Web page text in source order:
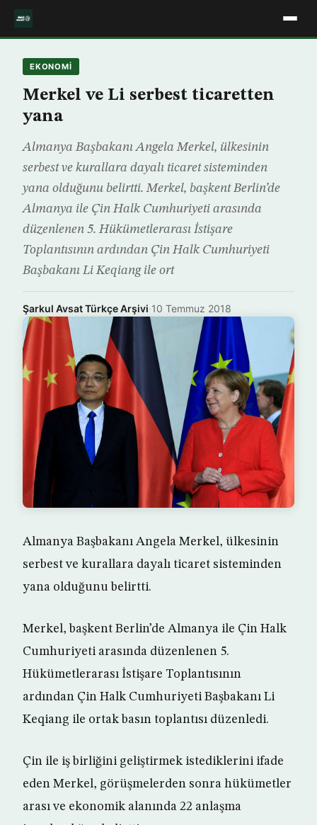
EKONOMİ
Merkel ve Li serbest ticaretten
yana
Almanya Başbakanı Angela Merkel, ülkesinin
serbest ve kurallara dayalı ticaret sisteminden
yana olduğunu belirtti. Merkel, başkent Berlin’de
Almanya ile Çin Halk Cumhuriyeti arasında
düzenlenen 5. Hükümetlerarası İstişare
Toplantısının ardından Çin Halk Cumhuriyeti
Başbakanı Li Keqiang ile ort
Şarkul Avsat Türkçe Arşivi·10 Temmuz 2018
Almanya Başbakanı Angela Merkel, ülkesinin
serbest ve kurallara dayalı ticaret sisteminden
yana olduğunu belirtti.
Merkel, başkent Berlin’de Almanya ile Çin Halk
Cumhuriyeti arasında düzenlenen 5.
Hükümetlerarası İstişare Toplantısının
ardından Çin Halk Cumhuriyeti Başbakanı Li
Keqiang ile ortak basın toplantısı düzenledi.
Çin ile iş birliğini geliştirmek istediklerini ifade
eden Merkel, görüşmelerden sonra hükümetler
arası ve ekonomik alanında 22 anlaşma